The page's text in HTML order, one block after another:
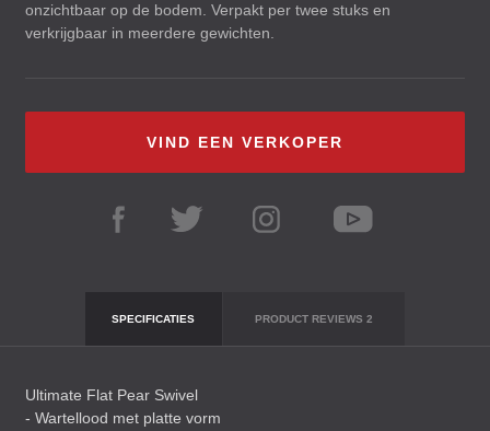
onzichtbaar op de bodem. Verpakt per twee stuks en
verkrijgbaar in meerdere gewichten.
VIND EEN VERKOPER
SPECIFICATIES PRODUCT REVIEWS 2
Ultimate Flat Pear Swivel
- Wartellood met platte vorm